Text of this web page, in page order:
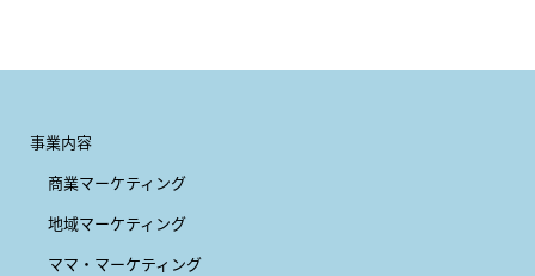
事業内容
商業マーケティング
地域マーケティング
ママ・マーケティング